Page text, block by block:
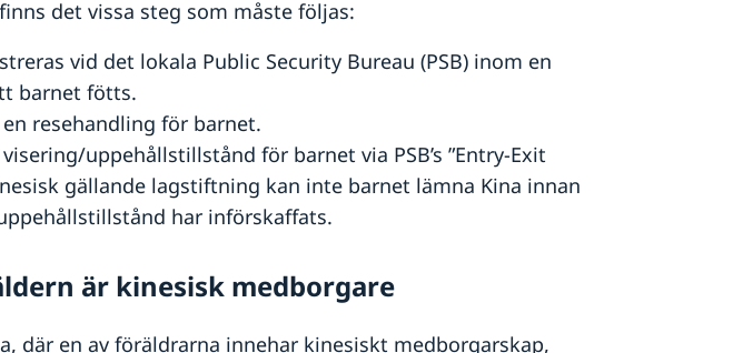
det vissa steg som måste följas:
vid det lokala Public Security Bureau (PSB) inom en
barnet fötts.
resehandling för barnet.
uppehållstillstånd för barnet via PSB’s ”Entry-Exit
gällande lagstiftning kan inte barnet lämna Kina innan
har införskaffats.
är kinesisk medborgare
där en av föräldrarna innehar kinesiskt medborgarskap,